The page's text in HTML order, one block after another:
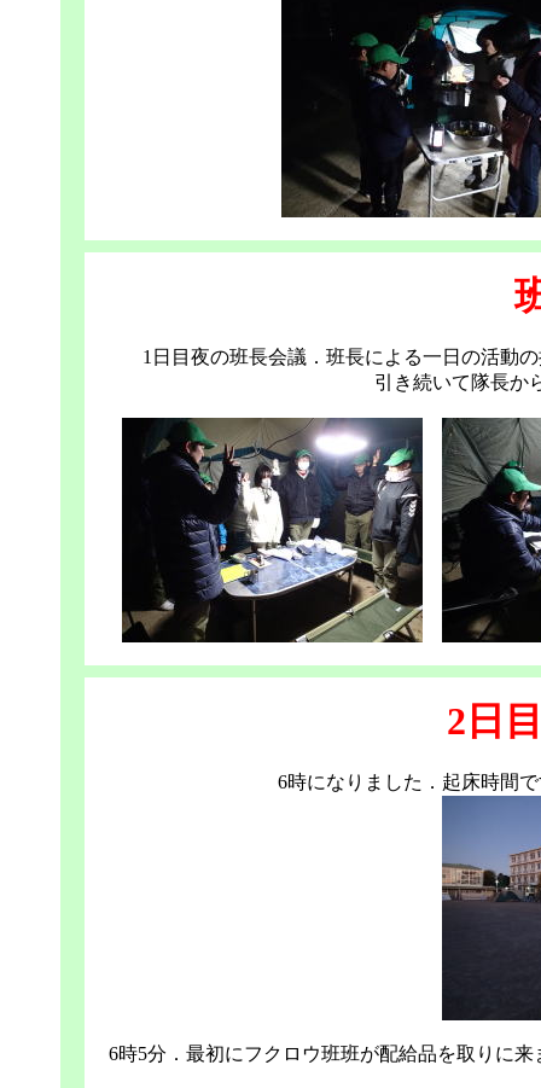
1日目夜の班長会議．班長による一日の活動
引き続いて隊長か
2日
6時になりました．起床時間
6時5分．最初にフクロウ班班が配給品を取りに